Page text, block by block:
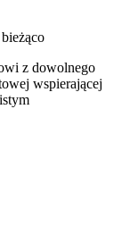
z dowolnego
wspierającej